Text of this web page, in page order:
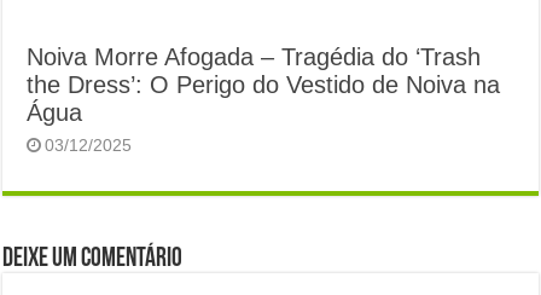
Noiva Morre Afogada – Tragédia do ‘Trash
the Dress’: O Perigo do Vestido de Noiva na
Água
03/12/2025
Deixe um comentário